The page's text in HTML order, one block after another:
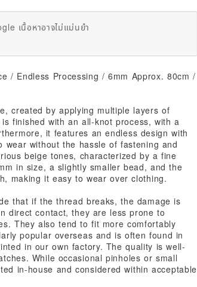
เนื้อหาอาจไม่แม่นยำ
/ Endless Processing / 6mm Approx. 80cm /
created by applying multiple layers of
finished with an all-knot process, with a
it features an endless design with
without the hassle of fastening and
beige tones, characterized by a fine
in size, a slightly smaller bead, and the
making it easy to wear over clothing.
that if the thread breaks, the damage is
direct contact, they are less prone to
They also tend to fit more comfortably
popular overseas and is often found in
in our own factory. The quality is well-
While occasional pinholes or small
in-house and considered within acceptable